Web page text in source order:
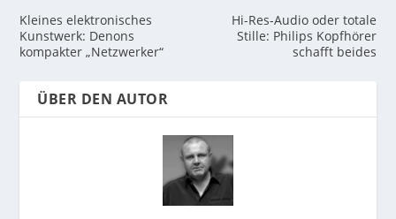
Kleines elektronisches
Kunstwerk: Denons
kompakter „Netzwerker“
Hi-Res-Audio oder totale
Stille: Philips Kopfhörer
schafft beides
ÜBER DEN AUTOR